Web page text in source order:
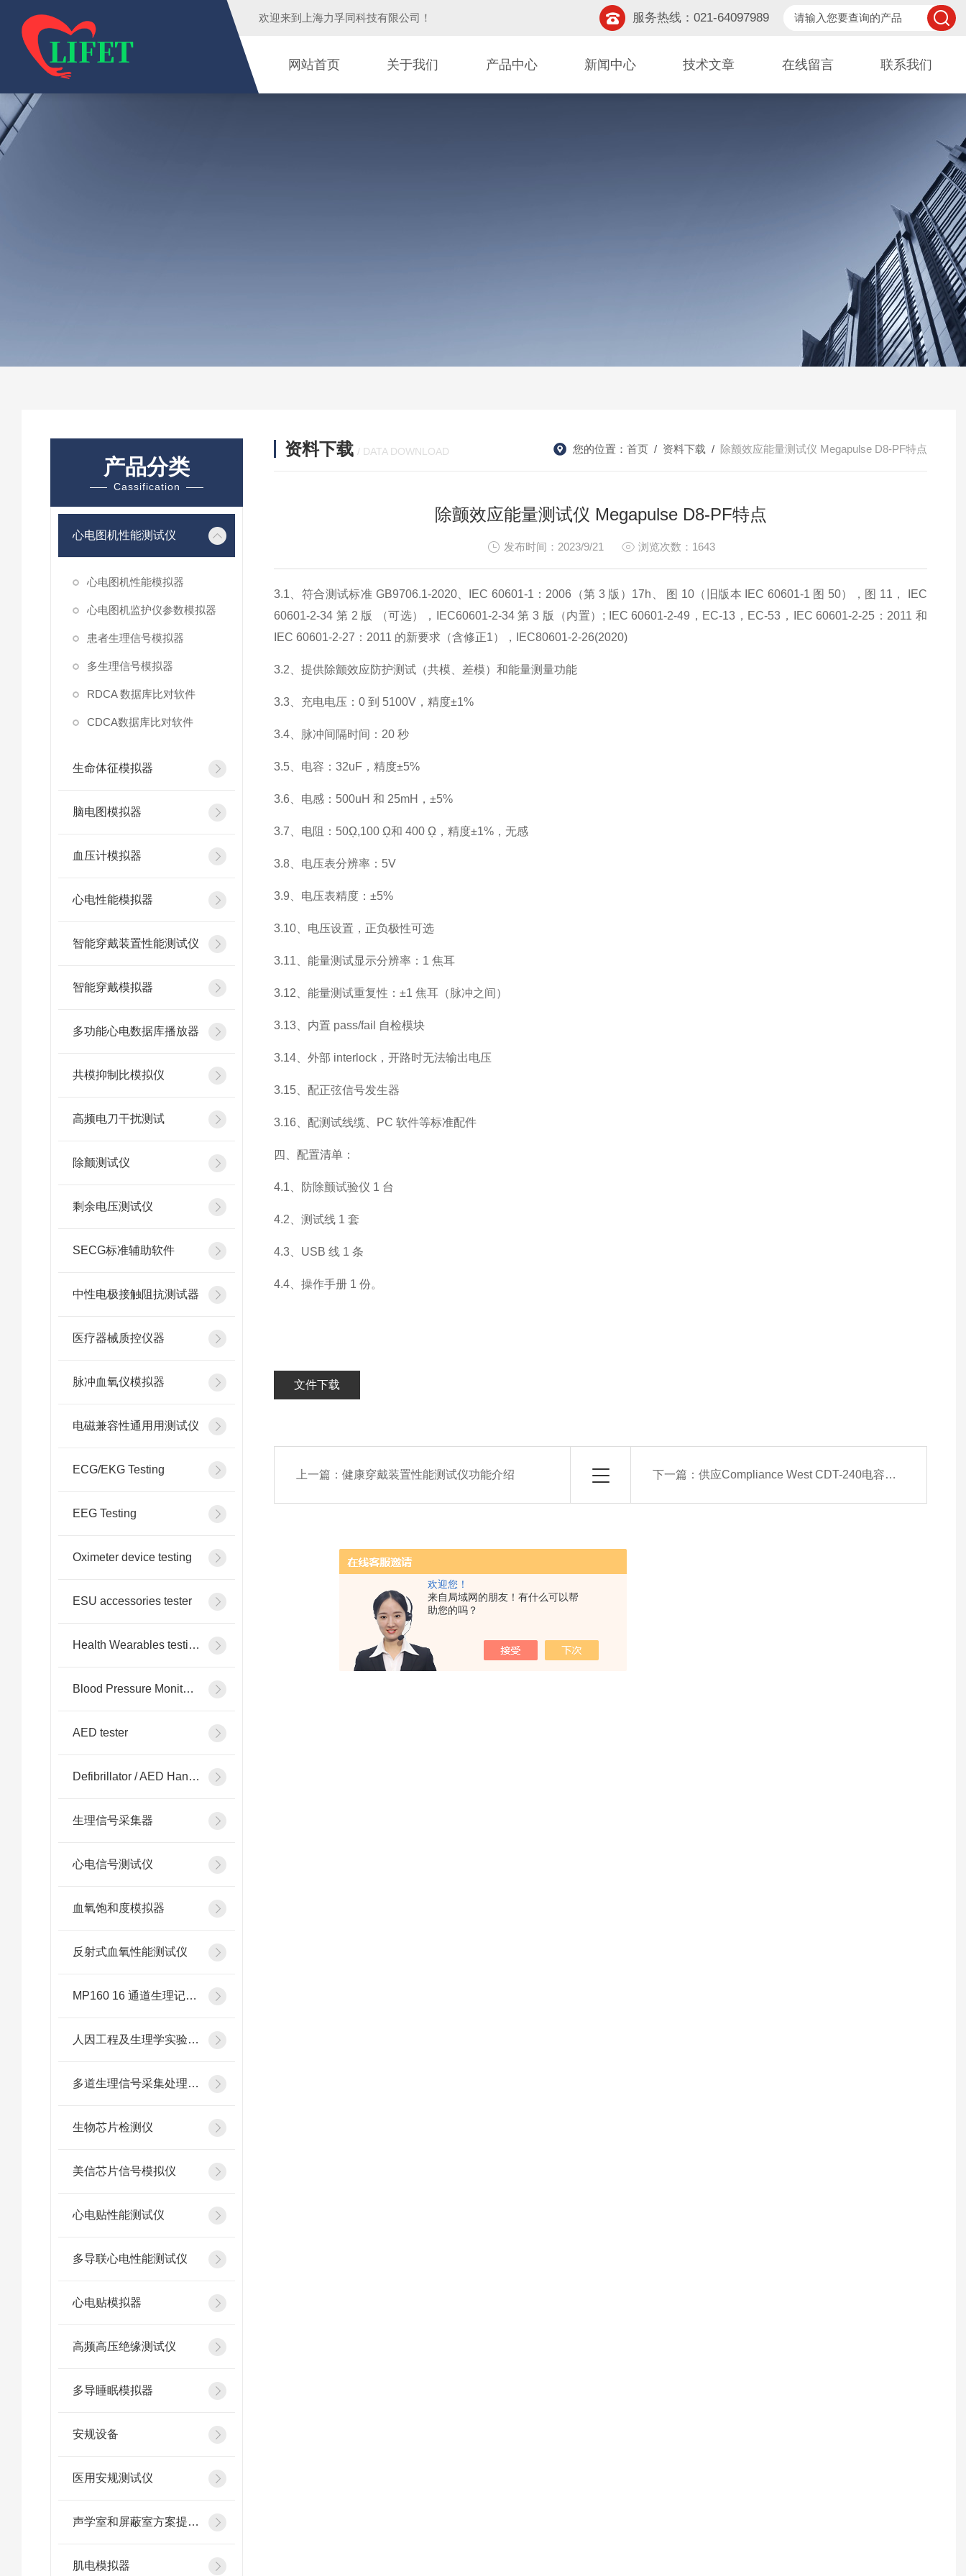
欢迎您！
来自局域网的朋友！有什么可以帮
助您的吗？
欢迎来到 上海力孚同科技有限公司 ！ 服务热线：021-64097989
网站首页 关于我们 产品中心 新闻中心 技术文章 在线留言 联系我们
产品分类
Cassification
心电图机性能测试仪
心电图机性能模拟器
心电图机监护仪参数模拟器
患者生理信号模拟器
多生理信号模拟器
RDCA 数据库比对软件
CDCA数据库比对软件
生命体征模拟器
脑电图模拟器
血压计模拟器
心电性能模拟器
智能穿戴装置性能测试仪
智能穿戴模拟器
多功能心电数据库播放器
共模抑制比模拟仪
高频电刀干扰测试
除颤测试仪
剩余电压测试仪
SECG标准辅助软件
中性电极接触阻抗测试器
医疗器械质控仪器
脉冲血氧仪模拟器
电磁兼容性通用用测试仪
ECG/EKG Testing
EEG Testing
Oximeter device testing
ESU accessories tester
Health Wearables testing
Blood Pressure Monitor testing
AED tester
Defibrillator / AED Handheld Tester
生理信号采集器
心电信号测试仪
血氧饱和度模拟器
反射式血氧性能测试仪
MP160 16 通道生理记录分析系统
人因工程及生理学实验设备
多道生理信号采集处理系统
生物芯片检测仪
美信芯片信号模拟仪
心电贴性能测试仪
多导联心电性能测试仪
心电贴模拟器
高频高压绝缘测试仪
多导睡眠模拟器
安规设备
医用安规测试仪
声学室和屏蔽室方案提供商
肌电模拟器
资料下载 / DATA DOWNLOAD 您的位置： 首页 / 资料下载 / 除颤效应能量测试仪 Megapulse D8-PF特点
除颤效应能量测试仪 Megapulse D8-PF特点
发布时间：2023/9/21 浏览次数：1643
3.1、符合测试标准 GB9706.1-2020、IEC 60601-1：2006（第 3 版）17h、 图 10（旧版本 IEC 60601-1 图 50），图 11， IEC
60601-2-34 第 2 版 （可选），IEC60601-2-34 第 3 版（内置）; IEC 60601-2-49，EC-13，EC-53，IEC 60601-2-25：2011 和
IEC 60601-2-27：2011 的新要求（含修正1），IEC80601-2-26(2020)
3.2、提供除颤效应防护测试（共模、差模）和能量测量功能
3.3、充电电压：0 到 5100V，精度±1%
3.4、脉冲间隔时间：20 秒
3.5、电容：32uF，精度±5%
3.6、电感：500uH 和 25mH，±5%
3.7、电阻：50ῼ,100 ῼ和 400 ῼ，精度±1%，无感
3.8、电压表分辨率：5V
3.9、电压表精度：±5%
3.10、电压设置，正负极性可选
3.11、能量测试显示分辨率：1 焦耳
3.12、能量测试重复性：±1 焦耳（脉冲之间）
3.13、内置 pass/fail 自检模块
3.14、外部 interlock，开路时无法输出电压
3.15、配正弦信号发生器
3.16、配测试线缆、PC 软件等标准配件
四、配置清单：
4.1、防除颤试验仪 1 台
4.2、测试线 1 套
4.3、USB 线 1 条
4.4、操作手册 1 份。
文件下载
上一篇：健康穿戴装置性能测试仪功能介绍 下一篇： 供应Compliance West CDT-240电容放电测试仪